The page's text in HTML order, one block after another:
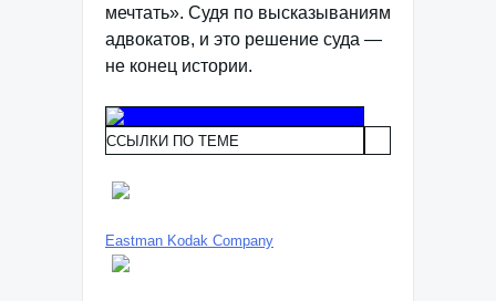
мечтать». Судя по высказываниям
адвокатов, и это решение суда —
не конец истории.
ССЫЛКИ ПО ТЕМЕ
Eastman Kodak Company